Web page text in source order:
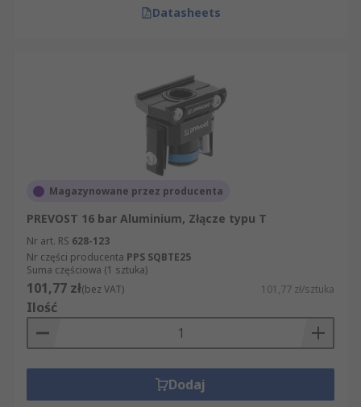
Datasheets
Magazynowane przez producenta
PREVOST 16 bar Aluminium, Złącze typu T
Nr art. RS 628-123
Nr części producenta PPS SQBTE25
Suma częściowa (1 sztuka)
101,77 zł(bez VAT) 101,77 zł/sztuka
Ilość
Dodaj